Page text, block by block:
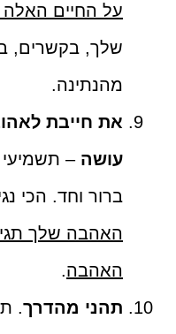
על החיים האלה
שלך, בקשרים,
מהנתינה.
את חייבת
עושה– תשמיעי
ברור וחד. הכי
האהבה שלך
האהבה.
תהני מהדרך.